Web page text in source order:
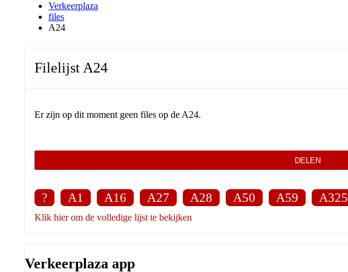
Verkeerplaza
files
A24
Filelijst A24
Er zijn op dit moment geen files op de A24.
DELEN
? A1 A16 A27 A28 A50 A59 A325
Klik hier om de volledige lijst te bekijken
Verkeerplaza app